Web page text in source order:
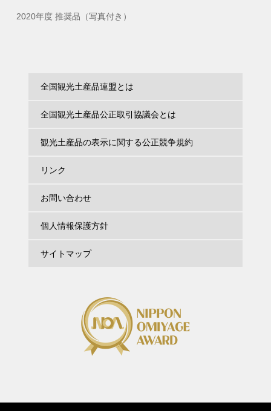
2020年度 推奨品（写真付き）
全国観光土産品連盟とは
全国観光土産品公正取引協議会とは
観光土産品の表示に関する公正競争規約
リンク
お問い合わせ
個人情報保護方針
サイトマップ